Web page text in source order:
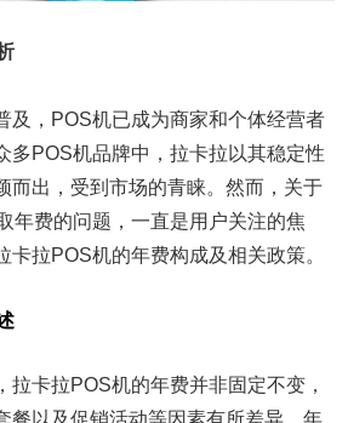
及，POS机已成为商家和个体经营者
多POS机品牌中，拉卡拉以其稳定性
而出，受到市场的青睐。然而，关于
年费的问题，一直是用户关注的焦
卡拉POS机的年费构成及相关政策。
拉卡拉POS机的年费并非固定不变，
餐以及促销活动等因素有所差异。年